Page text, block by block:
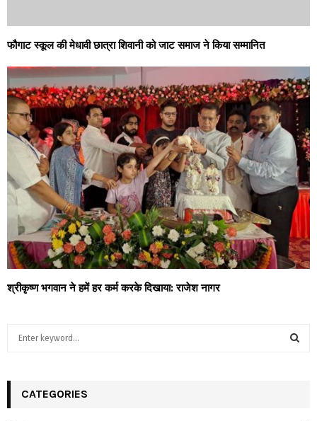
फौगाट स्कूल की मेधावी छात्रा शिवानी को जाट समाज ने किया सम्मानित
श्रीकृष्ण भगवान ने हमें हर कर्म करके दिखाया: राजेश नागर
h
CATEGORIES